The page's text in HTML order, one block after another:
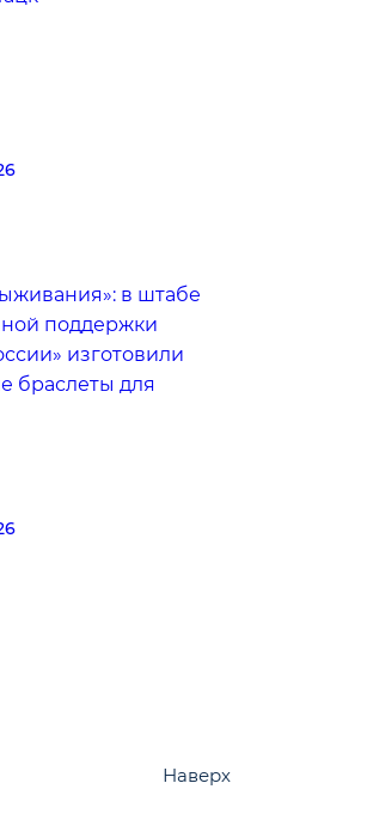
в штабе
поддержки
изготовили
браслеты для
Наверх